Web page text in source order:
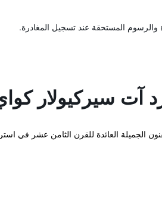
المستحقة عند تسجيل المغادرة.
آت سيركيولار
الجميلة العائدة للقرن الثامن عشر في